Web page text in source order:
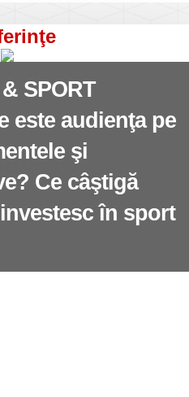
SPORT
este audienţa pe
şi
Ce câştigă
în sport